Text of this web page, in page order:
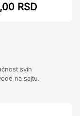
RSD
svih
na sajtu.